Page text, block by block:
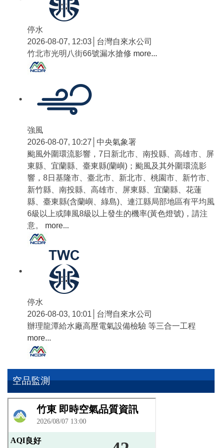
停水
2026-08-07, 12:03│台灣自來水公司
竹北市光明八街66號漏水搶修 more...
強風
2026-08-07, 10:27│中央氣象署
颱風外圍環流影響，7日新北市、南投縣、高雄市、屏
東縣、宜蘭縣、臺東縣(蘭嶼)；颱風及其外圍環流影
響，8日基隆市、臺北市、新北市、桃園市、新竹市、
新竹縣、南投縣、高雄市、屏東縣、宜蘭縣、花蓮
縣、臺東縣(含蘭嶼、綠島)、連江縣局部地區有平均風
6級以上或陣風8級以上發生的機率(黃色燈號)，請注
意。 more...
停水
2026-08-03, 10:01│台灣自來水公司
辦理龍潭給水廠高壓電氣設備檢驗 等三合一工程
more...
空品監測